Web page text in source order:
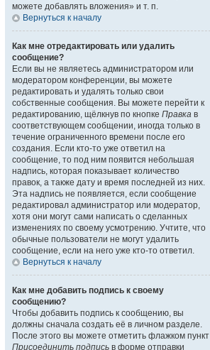
можете добавлять вложения» и т. п.
Вернуться к началу
Как мне отредактировать или удалить
сообщение?
Если вы не являетесь администратором или
модератором конференции, вы можете
редактировать и удалять только свои
собственные сообщения. Вы можете перейти к
редактированию, щёлкнув по кнопке Правка в
соответствующем сообщении, иногда только в
течение ограниченного времени после его
создания. Если кто-то уже ответил на
сообщение, то под ним появится небольшая
надпись, которая показывает количество
правок, а также дату и время последней из них.
Эта надпись не появляется, если сообщение
редактировал администратор или модератор,
хотя они могут сами написать о сделанных
изменениях по своему усмотрению. Учтите, что
обычные пользователи не могут удалить
сообщение, если на него уже кто-то ответил.
Вернуться к началу
Как мне добавить подпись к своему
сообщению?
Чтобы добавить подпись к сообщению, вы
должны сначала создать её в личном разделе.
После этого вы можете отметить флажком пункт
Присоединить подпись в форме отправки